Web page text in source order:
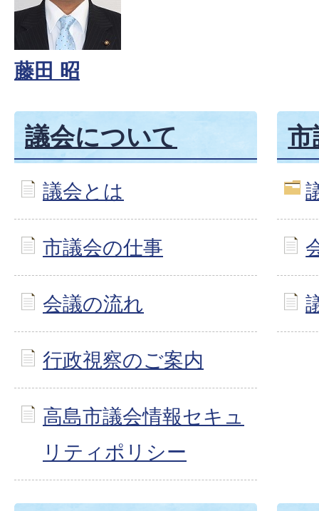
藤田 昭
議会について
議会とは
市議会の仕事
会議の流れ
行政視察のご案内
高島市議会情報セキュ
リティポリシー
市